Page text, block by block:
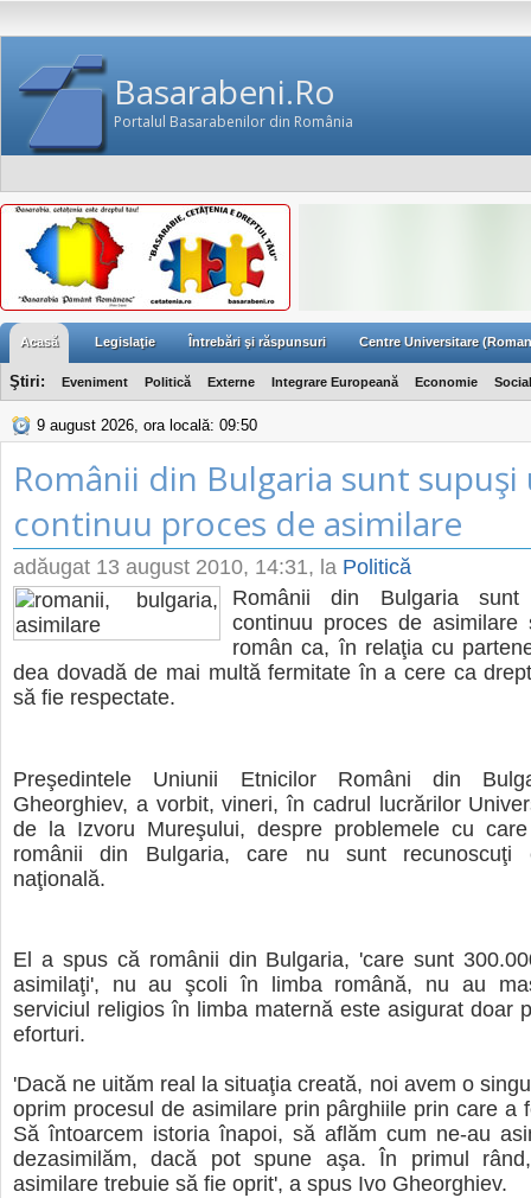
Basarabeni.Ro
Portalul Basarabenilor din România
Acasă Legislaţie Întrebări şi răspunsuri Centre Universitare
Ştiri: Eveniment Politică Externe Integrare Europeană Economie Social
9 august 2026, ora locală: 09:50
Românii din Bulgaria sunt supuşi
continuu proces de asimilare
adăugat 13 august 2010, 14:31, la Politică
Românii din Bulgaria
continuu proces de asimilare
român ca, în relaţia cu
dea dovadă de mai multă fermitate în a cere ca
să fie respectate.
Preşedintele Uniunii Etnicilor Români din
Gheorghiev, a vorbit, vineri, în cadrul lucrărilor
de la Izvoru Mureşului, despre problemele cu
românii din Bulgaria, care nu sunt recunoscuţi
naţională.
El a spus că românii din Bulgaria, 'care sunt
asimilaţi', nu au şcoli în limba română, nu au
serviciul religios în limba maternă este asigurat doar
eforturi.
'Dacă ne uităm real la situaţia creată, noi avem o
oprim procesul de asimilare prin pârghiile prin care a
Să întoarcem istoria înapoi, să aflăm cum ne-au
dezasimilăm, dacă pot spune aşa. În primul
asimilare trebuie să fie oprit', a spus Ivo Gheorghiev.